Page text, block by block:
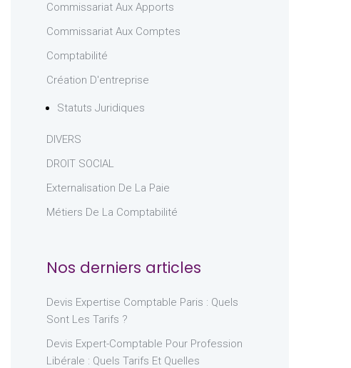
Commissariat Aux Apports
Commissariat Aux Comptes
Comptabilité
Création D'entreprise
Statuts Juridiques
DIVERS
DROIT SOCIAL
Externalisation De La Paie
Métiers De La Comptabilité
Nos derniers articles
Devis Expertise Comptable Paris : Quels
Sont Les Tarifs ?
Devis Expert-Comptable Pour Profession
Libérale : Quels Tarifs Et Quelles